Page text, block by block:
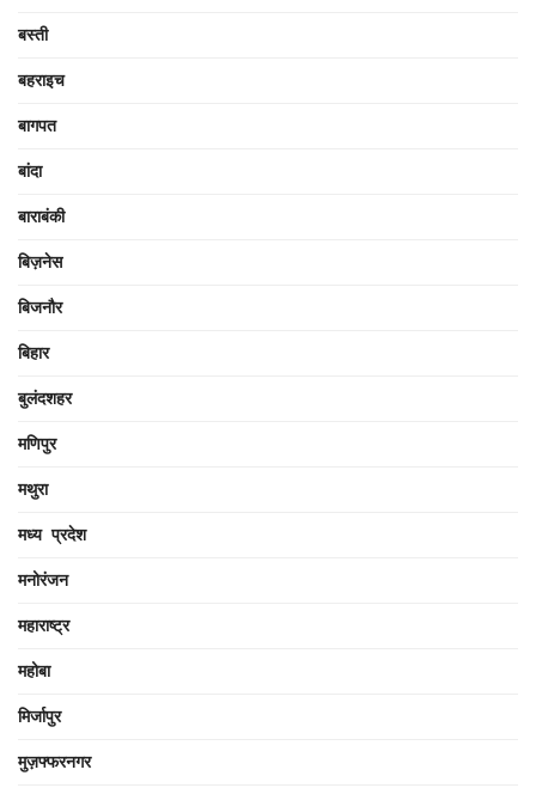
बस्ती
बहराइच
बागपत
बांदा
बाराबंकी
बिज़नेस
बिजनौर
बिहार
बुलंदशहर
मणिपुर
मथुरा
मध्य प्रदेश
मनोरंजन
महाराष्ट्र
महोबा
मिर्जापुर
मुज़फ्फरनगर